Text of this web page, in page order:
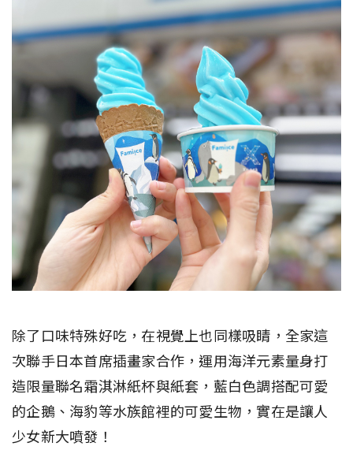
除了口味特殊好吃，在視覺上也同樣吸睛，全家這
次聯手日本首席插畫家合作，運用海洋元素量身打
造限量聯名霜淇淋紙杯與紙套，藍白色調搭配可愛
的企鵝、海豹等水族館裡的可愛生物，實在是讓人
少女新大噴發！